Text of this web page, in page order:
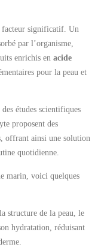
facteur significatif. Un
par l’organisme,
enrichis en acide
pour la peau et
études scientifiques
proposent des
offrant ainsi une solution
quotidienne.
marin, voici quelques
structure de la peau, le
hydratation, réduisant